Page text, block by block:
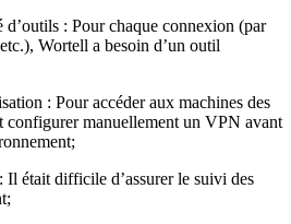
d’outils : Pour chaque connexion (par
Wortell a besoin d’un outil
: Pour accéder aux machines des
configurer manuellement un VPN avant
était difficile d’assurer le suivi des